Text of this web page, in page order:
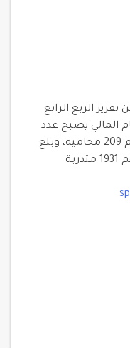
الربع الرابع
العام المالي يصبح عدد
المحامين المرخصين 4816 ، منهم 209 محامية، وبلغ